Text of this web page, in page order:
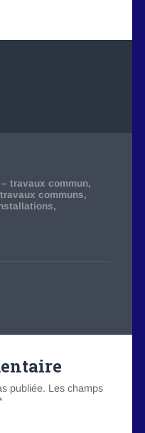
travaux commun,
communs,
,
publiée. Les champs